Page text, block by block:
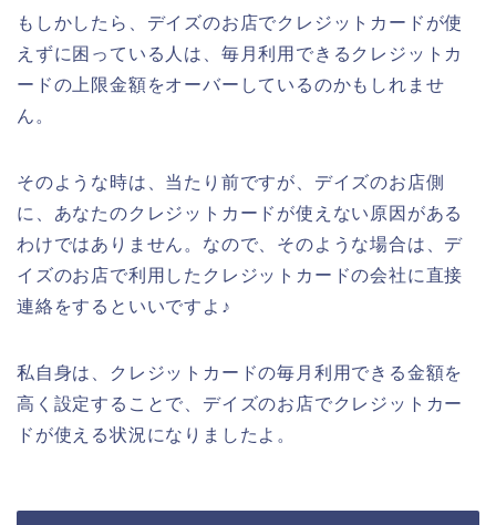
もしかしたら、デイズのお店でクレジットカードが使
えずに困っている人は、毎月利用できるクレジットカ
ードの上限金額をオーバーしているのかもしれませ
ん。
そのような時は、当たり前ですが、デイズのお店側
に、あなたのクレジットカードが使えない原因がある
わけではありません。なので、そのような場合は、デ
イズのお店で利用したクレジットカードの会社に直接
連絡をするといいですよ♪
私自身は、クレジットカードの毎月利用できる金額を
高く設定することで、デイズのお店でクレジットカー
ドが使える状況になりましたよ。